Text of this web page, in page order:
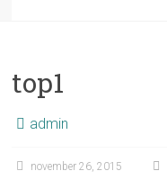
top1
admin
november 26, 2015